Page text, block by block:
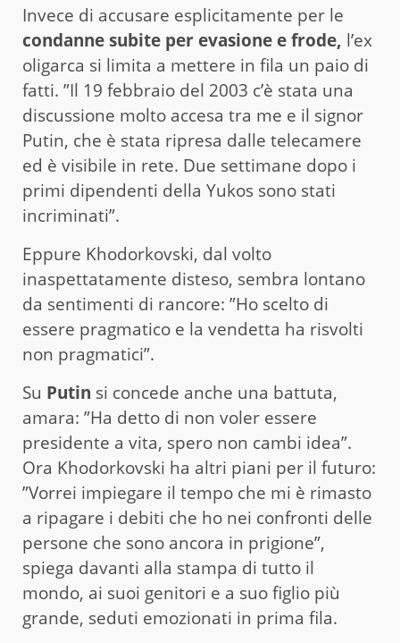
Invece di accusare esplicitamente per le
condanne subite per evasione e frode, l’ex
oligarca si limita a mettere in fila un paio di
fatti. ”Il 19 febbraio del 2003 c’è stata una
discussione molto accesa tra me e il signor
Putin, che è stata ripresa dalle telecamere
ed è visibile in rete. Due settimane dopo i
primi dipendenti della Yukos sono stati
incriminati”.
Eppure Khodorkovski, dal volto
inaspettatamente disteso, sembra lontano
da sentimenti di rancore: ”Ho scelto di
essere pragmatico e la vendetta ha risvolti
non pragmatici”.
Su Putin si concede anche una battuta,
amara: ”Ha detto di non voler essere
presidente a vita, spero non cambi idea”.
Ora Khodorkovski ha altri piani per il futuro:
”Vorrei impiegare il tempo che mi è rimasto
a ripagare i debiti che ho nei confronti delle
persone che sono ancora in prigione”,
spiega davanti alla stampa di tutto il
mondo, ai suoi genitori e a suo figlio più
grande, seduti emozionati in prima fila.